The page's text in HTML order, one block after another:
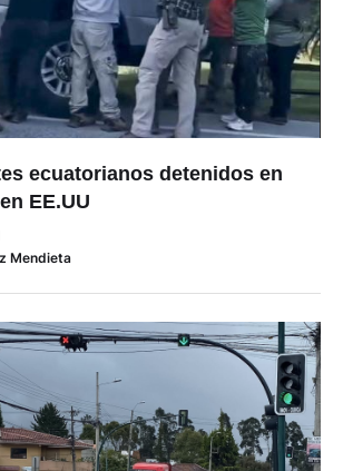
ecuatorianos detenidos en
EE.UU
Mendieta